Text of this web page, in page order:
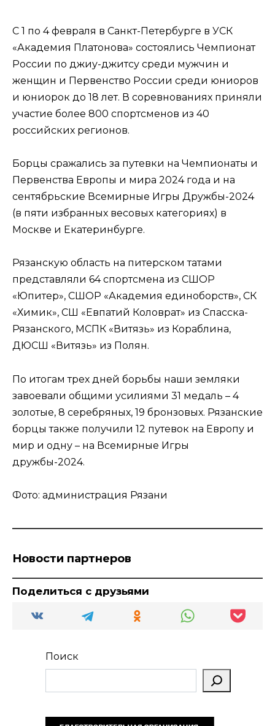
С 1 по 4 февраля в Санкт-Петербурге в УСК
«Академия Платонова» состоялись Чемпионат
России по джиу-джитсу среди мужчин и
женщин и Первенство России среди юниоров
и юниорок до 18 лет. В соревнованиях приняли
участие более 800 спортсменов из 40
российских регионов.
Борцы сражались за путевки на Чемпионаты и
Первенства Европы и мира 2024 года и на
сентябрьские Всемирные Игры Дружбы-2024
(в пяти избранных весовых категориях) в
Москве и Екатеринбурге.
Рязанскую область на питерском татами
представляли 64 спортсмена из СШОР
«Юпитер», СШОР «Академия единоборств», СК
«Химик», СШ «Евпатий Коловрат» из Спасска-
Рязанского, МСПК «Витязь» из Кораблина,
ДЮСШ «Витязь» из Полян.
По итогам трех дней борьбы наши земляки
завоевали общими усилиями 31 медаль – 4
золотые, 8 серебряных, 19 бронзовых. Рязанские
борцы также получили 12 путевок на Европу и
мир и одну – на Всемирные Игры
дружбы-2024.
Фото: администрация Рязани
Новости партнеров
Поделиться с друзьями
Поиск